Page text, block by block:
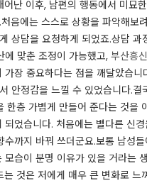
어난 이후, 남편의 행동에서 미묘
음에는 스스로 상황을 파악해
상담을 요청하게 되었죠.​​상담
에 맞춘 조정이 가능했고, 부산흥
장 중요하다는 점을 깨달았습
안정감을 느낄 수 있었습니다.​​
한층 가볍게 만들어 준다는 것을
었습니다. 처음에는 별다른 신
까지 바꿔 쓰더군요.​보통 남성
습이 분명 이유가 있을 거라는
것은 저에게 매우 큰 변화로